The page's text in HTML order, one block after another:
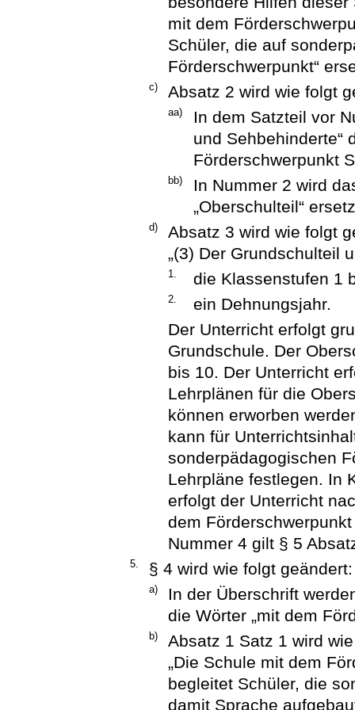
mit dem
Schüler, die auf
Förderschwerpunkt“
c) Absatz 2 wird wie folgt
aa)
In dem Satzteil vor
und Sehbehinderte“
Förderschwerpunkt
bb)
In Nummer 2 wird
„Oberschulteil“
d)
Absatz 3 wird wie folgt
„(3) Der Grundschulteil
1. die Klassenstufen 1
2.
ein Dehnungsjahr.
Der Unterricht erfolgt
Grundschule. Der
bis 10. Der Unterricht
Lehrplänen für die
können erworben
kann für
sonderpädagogischen
Lehrpläne festlegen. In
erfolgt der Unterricht
dem
Nummer 4 gilt § 5
5. § 4 wird wie folgt geändert:
a)
In der Überschrift
die Wörter „mit dem
b)
Absatz 1 Satz 1 wird
„Die Schule mit dem
begleitet Schüler, die
damit Sprache